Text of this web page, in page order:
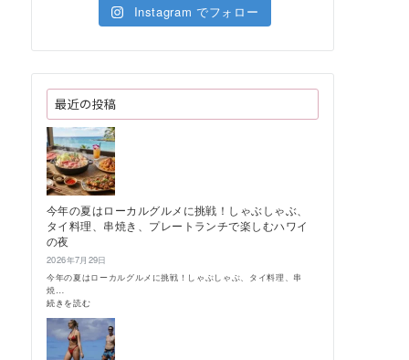
Instagram でフォロー
最近の投稿
今年の夏はローカルグルメに挑戦！しゃぶしゃぶ、
タイ料理、串焼き、プレートランチで楽しむハワイ
の夜
2026年7月29日
今年の夏はローカルグルメに挑戦！しゃぶしゃぶ、タイ料理、串
焼…
続きを読む:
年
の